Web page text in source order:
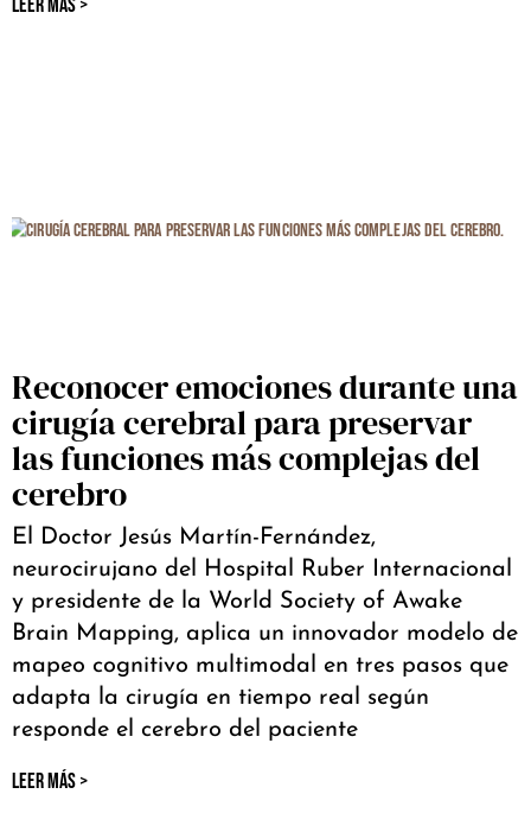
LEER MÁS >
Reconocer emociones durante una
cirugía cerebral para preservar
las funciones más complejas del
cerebro
El Doctor Jesús Martín-Fernández,
neurocirujano del Hospital Ruber Internacional
y presidente de la World Society of Awake
Brain Mapping, aplica un innovador modelo de
mapeo cognitivo multimodal en tres pasos que
adapta la cirugía en tiempo real según
responde el cerebro del paciente
LEER MÁS >